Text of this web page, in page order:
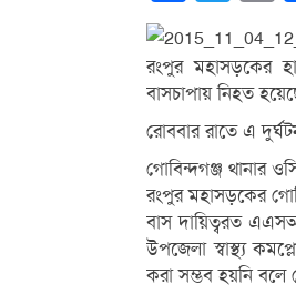
রংপুর মহাসড়কের
বাসচাপায় নিহত
রোববার রাতে এ
গোবিন্দগঞ্জ থানার
রংপুর মহাসড়কের
বাস দায়িত্বরত
উপজেলা স্বাস্থ্য
করা সম্ভব হয়নি বলে